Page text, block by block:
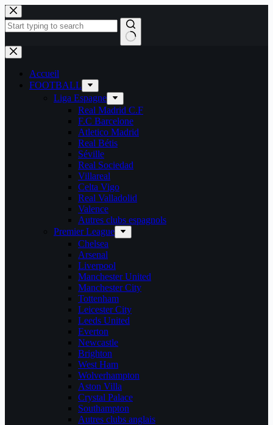
Passer
au
contenu
Aucun
résultat
Accueil
FOOTBALL
Liga Espagne
Real Madrid C.F
F.C Barcelone
Atletico Madrid
Real Bétis
Séville
Real Sociedad
Villareal
Celta Vigo
Real Valladolid
Valence
Autres clubs espagnols
Premier League
Chelsea
Arsenal
Liverpool
Manchester United
Manchester City
Tottenham
Leicester City
Leeds United
Everton
Newcastle
Brighton
West Ham
Wolverhampton
Aston Villa
Crystal Palace
Southampton
Autres clubs anglais